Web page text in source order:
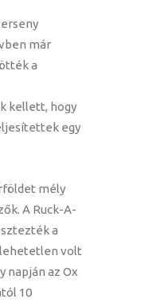
már
a
kellett, hogy
egy
mély
A Ruck-A-
a
volt
napján az Ox
10